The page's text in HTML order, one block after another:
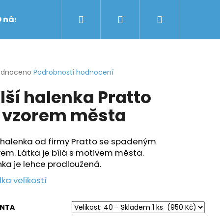
nás Obchodní podmínky Značky
Přihlášení
Podrobnosti hodnocení
halenka Pratto
města
od firmy Pratto se spadeným
Látka je bílá s motivem města.
je lehce prodloužená.
velikostí